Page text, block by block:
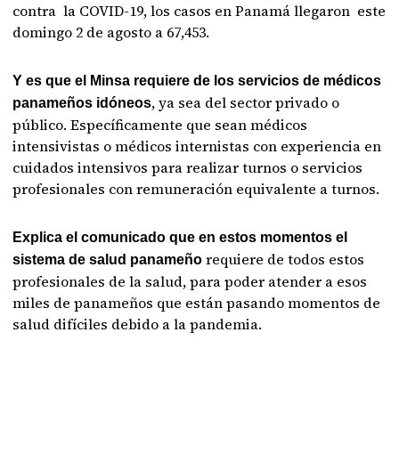
contra la COVID-19, los casos en Panamá llegaron este
domingo 2 de agosto a 67,453.
Y es que el Minsa requiere de los servicios de médicos
panameños idóneos, ya sea del sector privado o
público. Específicamente que sean médicos
intensivistas o médicos internistas con experiencia en
cuidados intensivos para realizar turnos o servicios
profesionales con remuneración equivalente a turnos.
Explica el comunicado que en estos momentos el
sistema de salud panameño requiere de todos estos
profesionales de la salud, para poder atender a esos
miles de panameños que están pasando momentos de
salud difíciles debido a la pandemia.